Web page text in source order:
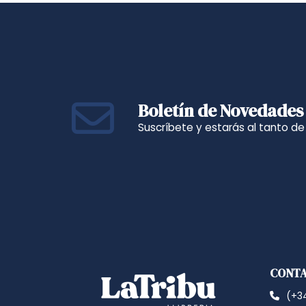
Boletín de Novedades
Suscríbete y estarás al tanto